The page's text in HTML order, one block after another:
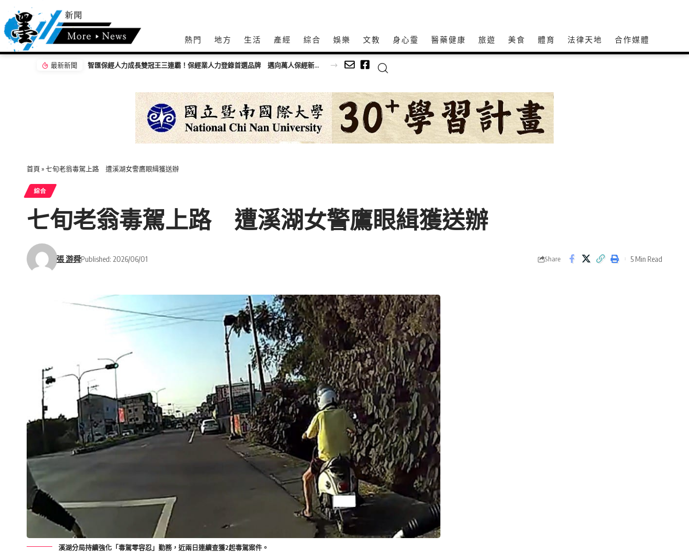
熱門 地方 生活 產經 綜合 娛樂 文教 身心𩆜 醫藥健康 旅遊 美食 體育 法律天地 合作媒體
最新新聞 智匯保經人力成長雙冠王三連霸！保經業人力登錄首選品牌 邁向萬人保經新里程
首頁 »七旬老翁毒駕上路 遭溪湖女警鷹眼緝獲送辦
綜合
七旬老翁毒駕上路 遭溪湖女警鷹眼緝獲送辦
張 游舜Published: 2026/06/01 Share 5 Min Read
溪湖分局持續強化「毒駕零容忍」勤務，近兩日連續查獲2起毒駕案件。